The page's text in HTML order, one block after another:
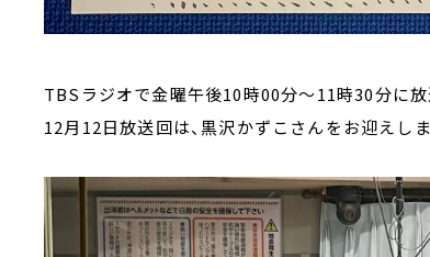
TBSラジオで金曜午後10時00分～11時30分に放
12月12日放送回は、黒沢かずこさんをお迎えしま